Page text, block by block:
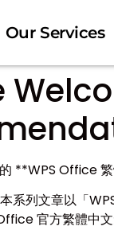
Our Services
**WPS Office
系列文章以「
官方繁體中